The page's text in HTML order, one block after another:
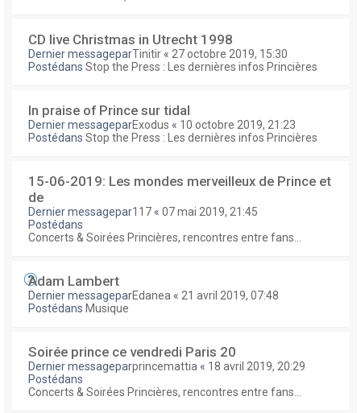
CD live Christmas in Utrecht 1998
Dernier messageparTinitir « 27 octobre 2019, 15:30
Postédans Stop the Press : Les dernières infos Princières
In praise of Prince sur tidal
Dernier messageparExodus « 10 octobre 2019, 21:23
Postédans Stop the Press : Les dernières infos Princières
15-06-2019: Les mondes merveilleux de Prince et
de
Dernier messagepar117 « 07 mai 2019, 21:45
Postédans
Concerts & Soirées Princières, rencontres entre fans...
Adam Lambert
Dernier messageparEdanea « 21 avril 2019, 07:48
Postédans Musique
Soirée prince ce vendredi Paris 20
Dernier messageparprincemattia « 18 avril 2019, 20:29
Postédans
Concerts & Soirées Princières, rencontres entre fans...